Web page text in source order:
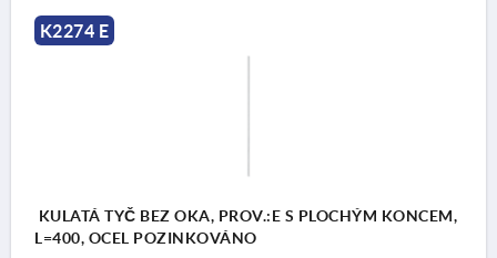
K2274 E
KULATÁ TYČ BEZ OKA, PROV.:E S PLOCHÝM KONCEM,
L=400, OCEL POZINKOVÁNO